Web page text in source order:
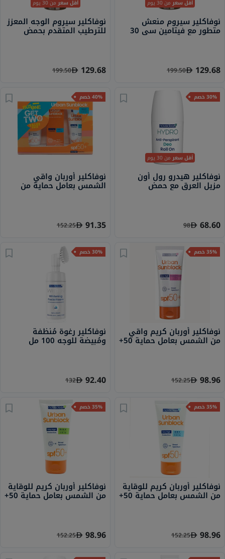
أقل سعر من 30 يوم
نوفاكلير سيروم منعش
متطور مع فيتامين سي 30
129.68
199.50
أقل سعر من 30 يوم
نوفاكلير سيروم الوجه المعزز
للترطيب المتقدم بحمض
الهيالورونيك 30 مل
129.68
199.50
30% خصم
أقل سعر من 30 يوم
نوفاكلير هيدرو رول أون
مزيل العرق مع حمض
الهيالورونيك والصبار 50 مل
68.60
98
40% خصم
نوفاكلير أوربان واقي
الشمس بعامل حماية من
الشمس 50+ للبشرة الجافة
91.35
152.25
35% خصم
نوفاكلير أوربان كريم واقي
من الشمس بعامل حماية 50+
للبشرة الحساسة 40 مل
98.96
152.25
30% خصم
نوفاكلير رغوة مُنظفة
ومُبيضة للوجه 100 مل
92.40
132
35% خصم
نوفاكلير أوربان كريم للوقاية
من الشمس بعامل حماية 50+
للبشرة الجافة 40 مل
98.96
152.25
35% خصم
نوفاكلير أوربان كريم للوقاية
من الشمس بعامل حماية 50+
للبشرة الدهنية 40 مل
98.96
152.25